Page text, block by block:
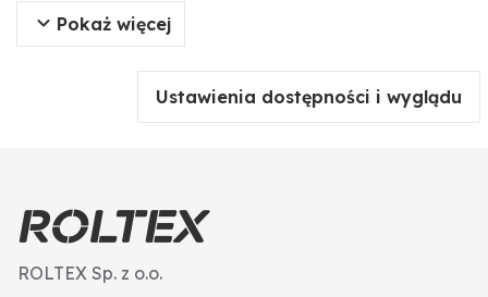
nicht mit einem Druckluftwerkzeug anziehen, da
dieses das Verschleißteil beschädigen kann
Rozstaw otworów (mm): 50
Pasujące śruby: 1801235HU10
Pokaż więcej
Ustawienia dostępności i wyglądu
ROLTEX Sp. z o.o.